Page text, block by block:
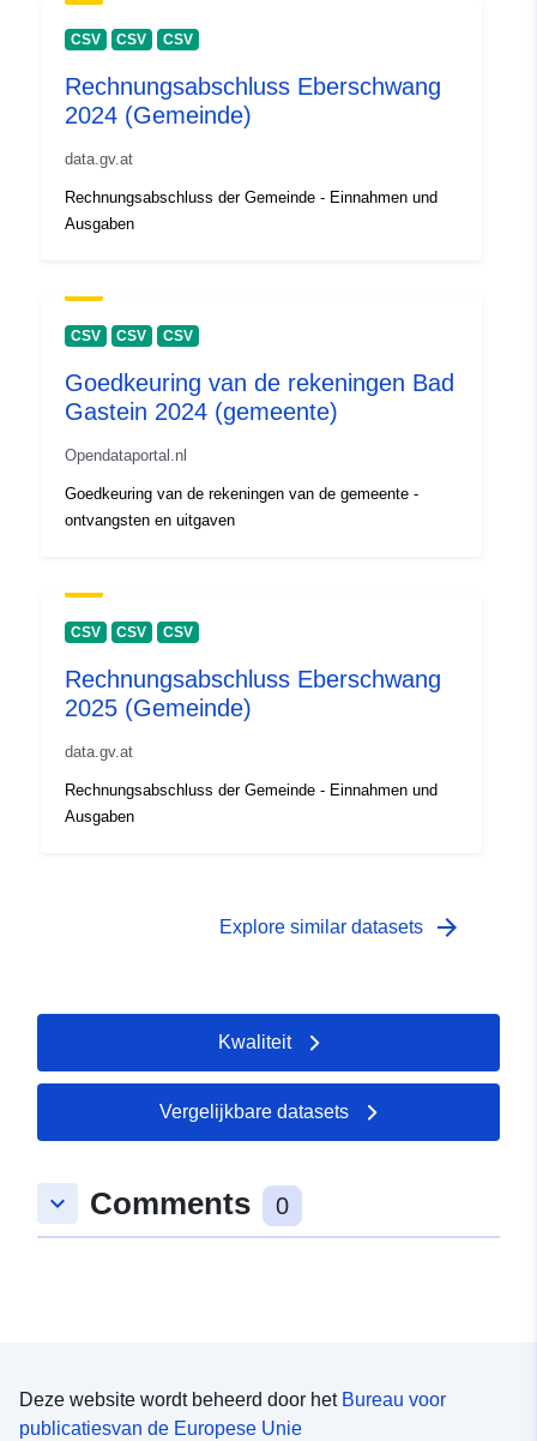
CSV CSV CSV
Rechnungsabschluss Eberschwang
2024 (Gemeinde)
data.gv.at
Rechnungsabschluss der Gemeinde - Einnahmen und
Ausgaben
CSV CSV CSV
Goedkeuring van de rekeningen Bad
Gastein 2024 (gemeente)
Opendataportal.nl
Goedkeuring van de rekeningen van de gemeente -
ontvangsten en uitgaven
CSV CSV CSV
Rechnungsabschluss Eberschwang
2025 (Gemeinde)
data.gv.at
Rechnungsabschluss der Gemeinde - Einnahmen und
Ausgaben
Explore similar datasets arrow_forward
Kwaliteit
Vergelijkbare datasets
keyboard_arrow_down Comments 0
Deze website wordt beheerd door het Bureau voor
publicatiesvan de Europese Unie